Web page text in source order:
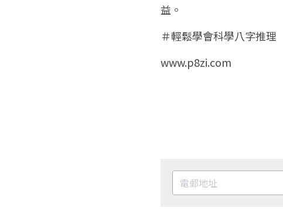
益。
＃輕鬆學會科學八字推理
www.p8zi.com